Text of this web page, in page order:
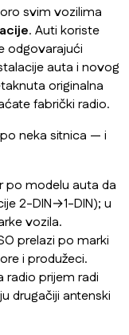
svim vozilima
. Auti koriste
odgovarajući
auta i novog
originalna
fabrički radio.
neka sitnica — i
po modelu auta da
2-DIN→1-DIN); u
vozila.
prelazi po marki
i produžeci.
radio prijem radi
drugačiji antenski